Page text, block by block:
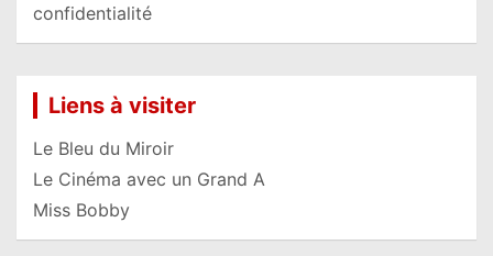
confidentialité
Liens à visiter
Le Bleu du Miroir
Le Cinéma avec un Grand A
Miss Bobby